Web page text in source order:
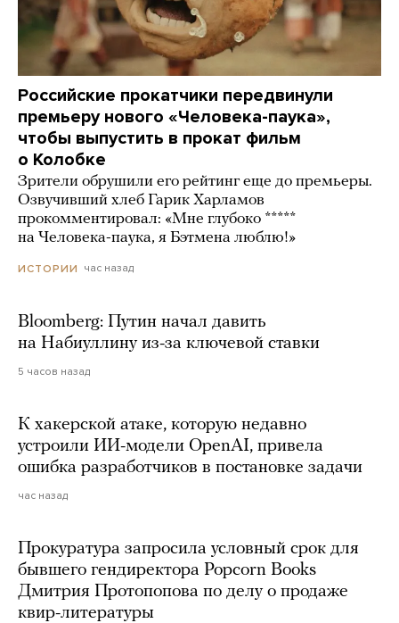
Российские прокатчики передвинули
премьеру нового «Человека-паука»,
чтобы выпустить в прокат фильм
о Колобке
Зрители обрушили его рейтинг еще до премьеры.
Озвучивший хлеб Гарик Харламов
прокомментировал: «Мне глубоко *****
на Человека-паука, я Бэтмена люблю!»
ИСТОРИИ час назад
Bloomberg: Путин начал давить
на Набиуллину из-за ключевой ставки
5 часов назад
К хакерской атаке, которую недавно
устроили ИИ-модели OpenAI, привела
ошибка разработчиков в постановке задачи
час назад
Прокуратура запросила условный срок для
бывшего гендиректора Popcorn Books
Дмитрия Протопопова по делу о продаже
квир-литературы